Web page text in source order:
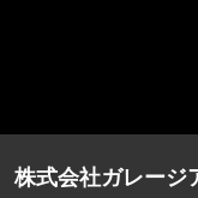
株式会社ガレージ